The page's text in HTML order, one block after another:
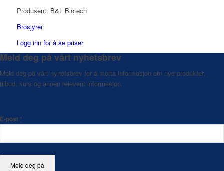
Produsent: B&L Biotech
Brosjyrer
Logg inn for å se priser
Meld deg på vårt nyhetsbrev
Meld deg på vårt nyhetsbrev for å motta informasjon om nye produkter,
tilbud, kurs og annen relevant informasjon.
E-post*